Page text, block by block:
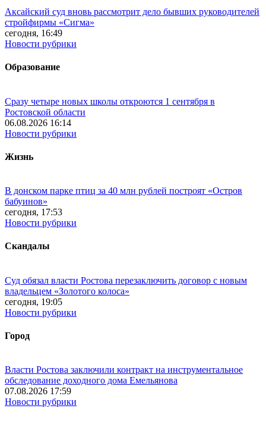
Аксайский суд вновь рассмотрит дело бывших руководителей
стройфирмы «Сигма»
сегодня, 16:49
Новости рубрики
Образование
Сразу четыре новых школы откроются 1 сентября в
Ростовской области
06.08.2026 16:14
Новости рубрики
Жизнь
В донском парке птиц за 40 млн рублей построят «Остров
бабуинов»
сегодня, 17:53
Новости рубрики
Скандалы
Суд обязал власти Ростова перезаключить договор с новым
владельцем «Золотого колоса»
сегодня, 19:05
Новости рубрики
Город
Власти Ростова заключили контракт на инструментальное
обследование доходного дома Емельянова
07.08.2026 17:59
Новости рубрики